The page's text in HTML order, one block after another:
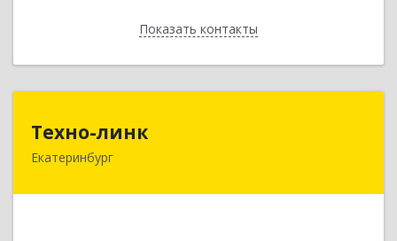
Показать контакты
Назад
Техно-линк
Екатеринбург
620000, Свердловская обл, Екатеринбург г,